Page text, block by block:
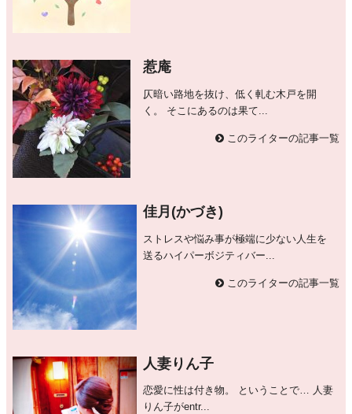
惹庵
仄暗い路地を抜け、低く軋む木戸を開
く。 そこにあるのは果て...
このライターの記事一覧
佳月(かづき)
ストレスや悩み事が極端に少ない人生を
送るハイパーボジティバー...
このライターの記事一覧
人妻りん子
恋愛に性は付き物。 ということで… 人妻
りん子がentr...